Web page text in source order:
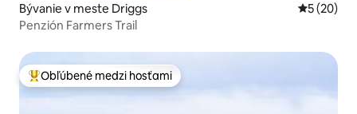
Bývanie v meste Driggs
5 (20)
Penzión Farmers Trail
Najobľúbenejšie medzi hosťami
Obľúbené medzi hosťami